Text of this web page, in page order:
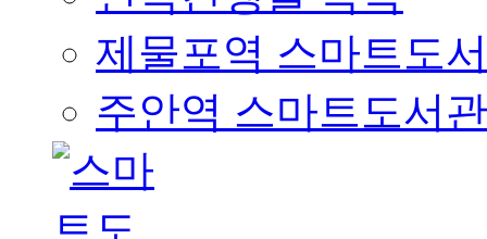
제물포역 스마트도
주안역 스마트도서관